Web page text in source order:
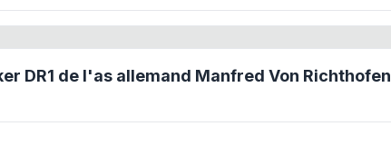
DR1 de l'as allemand Manfred Von Richthofen